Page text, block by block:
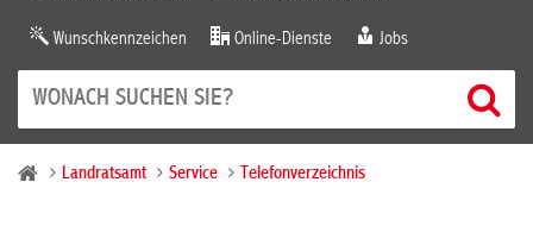
Wunschkennzeichen Online-Dienste Jobs
Landratsamt Service Telefonverzeichnis